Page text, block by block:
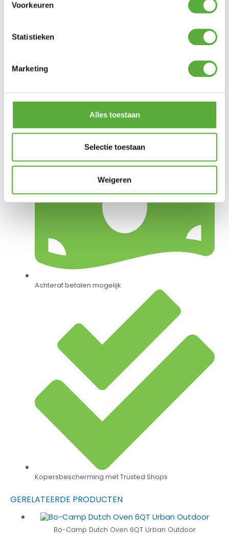
Voorkeuren
Statistieken
Marketing
Alles toestaan
Selectie toestaan
Weigeren
Gratis verzending vanaf €250,-*
Achteraf betalen mogelijk
Kopersbescherming met Trusted Shops
GERELATEERDE PRODUCTEN
Bo-Camp Dutch Oven 6QT Urban Outdoor